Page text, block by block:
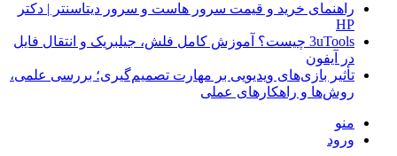
راهنمای خرید و قیمت سرور هاست و سرور دیتاسنتر | دکتر
HP
3uTools چیست؟ آموزش کامل فلش، جیلبریک و انتقال فایل
در آیفون
تأثیر بازی‌های ویدیویی بر مهارت تصمیم‌گیری؛ بررسی علمی،
روش‌ها و راهکارهای عملی
منو
ورود